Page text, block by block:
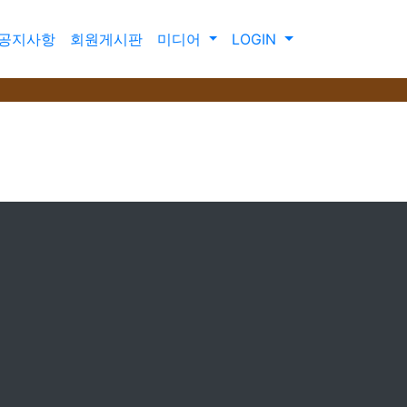
지사항 회원게시판 미디어 LOGIN